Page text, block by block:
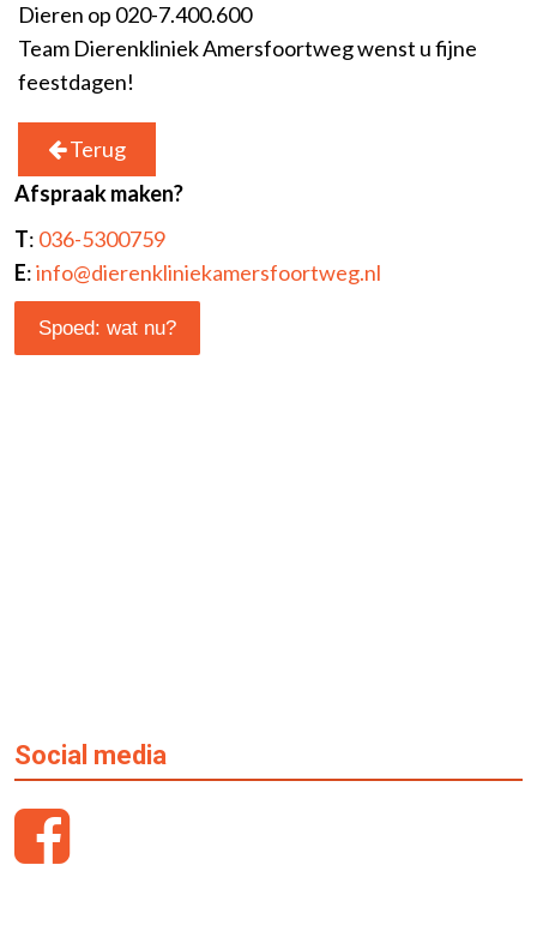
Dieren op 020-7.400.600
Team Dierenkliniek Amersfoortweg wenst u fijne
feestdagen!
Terug
Afspraak maken?
T: 036-5300759
E:info@dierenkliniekamersfoortweg.nl
Spoed: wat nu?
Social media